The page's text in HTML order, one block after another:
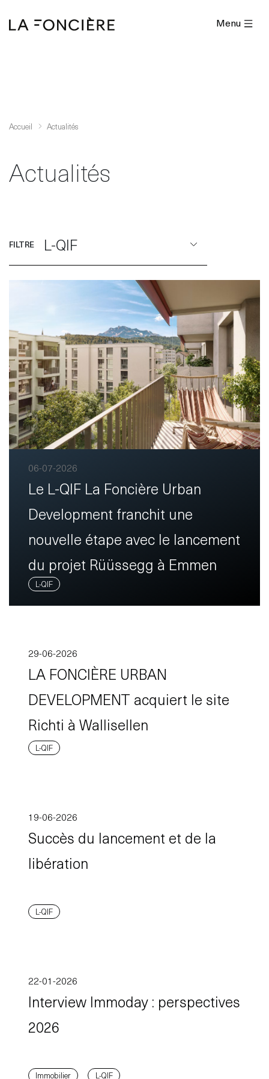
Menu
Disclaimer
S'abonner
au service
d'actualités
fr de
Accueil Actualités
Actualités
FILTRE L-QIF
06-07-2026
Le L-QIF La Foncière Urban
Development franchit une
nouvelle étape avec le lancement
du projet Rüüssegg à Emmen
L-QIF
29-06-2026
LA FONCIÈRE URBAN
DEVELOPMENT acquiert le site
Richti à Wallisellen
L-QIF
19-06-2026
Succès du lancement et de la
libération
L-QIF
22-01-2026
Interview Immoday : perspectives
2026
Immobilier L-QIF